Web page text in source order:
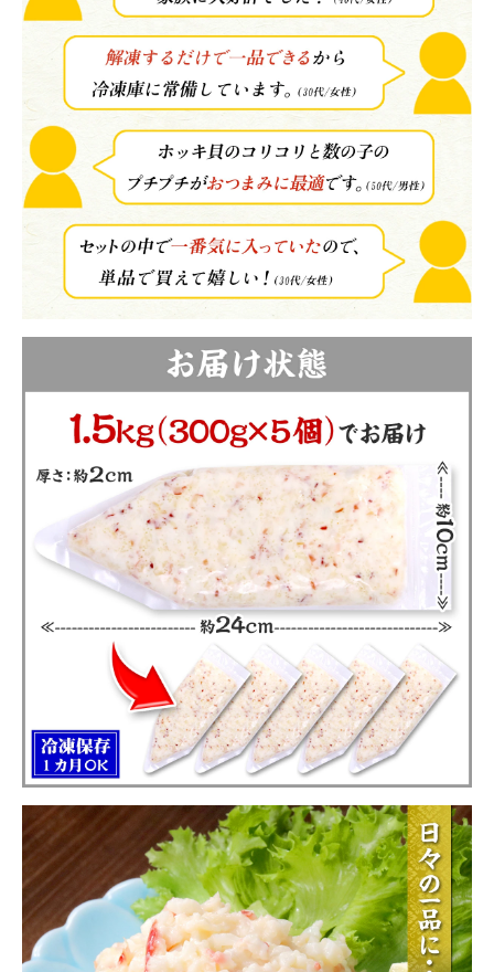
注文終了後の変更・キャンセルはお受けできません。
(必
須)
カートに入れる